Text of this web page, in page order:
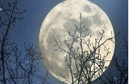
sim se libertar de uma prisão, ela
gente vive: a busca por uma
sentido com quem a gente